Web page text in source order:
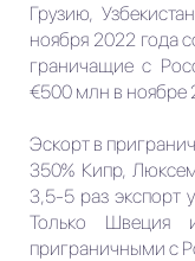
Грузию,
ноября 2022 года
граничащие с
€500 млн в ноябре
Эскорт в
350% Кипр,
3,5-5 раз экспорт
Только Швеция
приграничными с